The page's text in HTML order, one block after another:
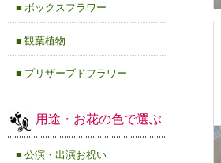
■ ボックスフラワー
■ 観葉植物
■ プリザーブドフラワー
用途・お花の色で選ぶ
■ 公演・出演お祝い